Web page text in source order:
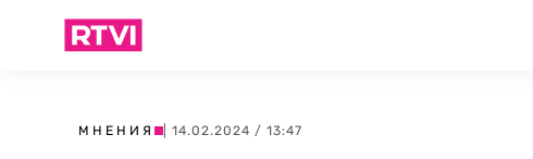
МНЕНИЯ | 14.02.2024 / 13:47